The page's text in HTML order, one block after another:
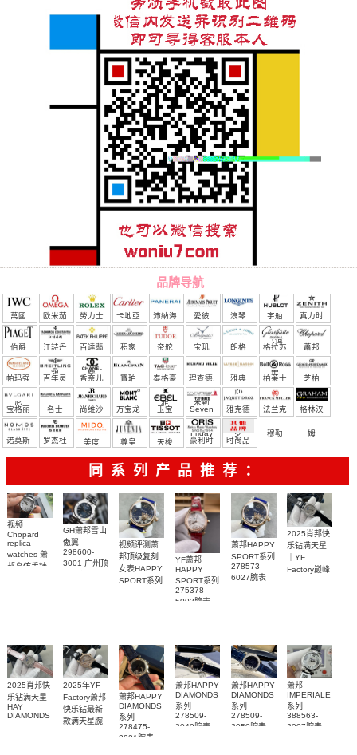
品牌导航
萬國 欧米茄 勞力士 卡地亞 沛納海 愛彼 浪琴 宇舶
（恒
宝）
真力时
伯爵 江詩丹
頓
百達翡
麗
积家 帝舵 宝玑 朗格 格拉苏
蒂
蕭邦
帕玛强
尼
百年灵 香奈儿 寶珀 泰格豪
雅
理查德.
米勒
雅典 柏莱士 芝柏
宝格丽 名士 尚维沙 万宝龙 玉宝 Seven
Friday
雅克德
罗
法兰克
穆勒
格林汉
姆
诺莫斯
罗杰杜 美度 尊皇 天梭 豪利时 时尚品
牌/原单
同系列产品推荐：
视频
Chopard
replica
watches 萧
邦高仿手錶
GH萧邦雪山
傲翼
298600-
3001 广州顶
视频评测萧
邦顶级复刻
女表HAPPY
SPORT系列
YF萧邦
HAPPY
SPORT系列
275378-
5003腕表
萧邦HAPPY
SPORT系列
278573-
6027腕表
2025肖邦快
乐钻满天星
｜YF
Factory巅峰
2025肖邦快
乐钻满天星
HAY
DIAMONDS
2025年YF
Factory萧邦
快乐钻最新
款满天星腕
萧邦HAPPY
DIAMONDS
系列
278475-
3021腕表
萧邦HAPPY
DIAMONDS
系列
278509-
3049腕表
萧邦HAPPY
DIAMONDS
系列
278509-
3050腕表
萧邦
IMPERIALE
系列
388563-
3007腕表